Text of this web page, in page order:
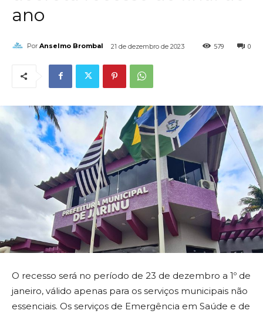
ano
Por Anselmo Brombal 21 de dezembro de 2023 0
579
O recesso será no período de 23 de dezembro a 1º de
janeiro, válido apenas para os serviços municipais não
essenciais. Os serviços de Emergência em Saúde e de